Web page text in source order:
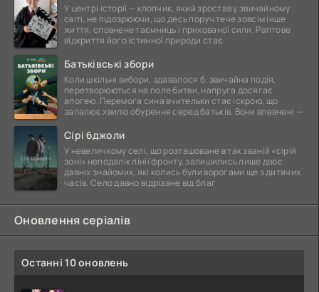
У центрі історії — хлопчик, який зростав у звичайному
світі, не підозрюючи, що десь поруч тече зовсім інше
життя, сповнене таємниць і прихованої сили. Раптове
відкриття його істинної природи стає
Батьківські збори
Коли шкільні вибори, здавалося б, звичайна подія,
перетворюються на поле битви, напруга досягає
апогею. Перемога сина вчительки стає іскрою, що
запалює хвилю обурення серед батьків. Вони впевнені —
Сірі бджоли
У невеличкому селі, що розташоване в так званій «сірій
зоні» неподалік лінії фронту, залишились лише двоє
давніх знайомих, які колись були ворогами ще з дитячих
часів. Село давно відрізане від благ
Оновлення серіалів
Останні 10 оновлень